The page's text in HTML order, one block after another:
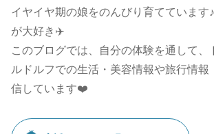
イヤイヤ期の娘をのんびり育てています
が大好き✈️
このブログでは、自分の体験を通して、
ルドルフでの生活・美容情報や旅行情報
信しています❤️